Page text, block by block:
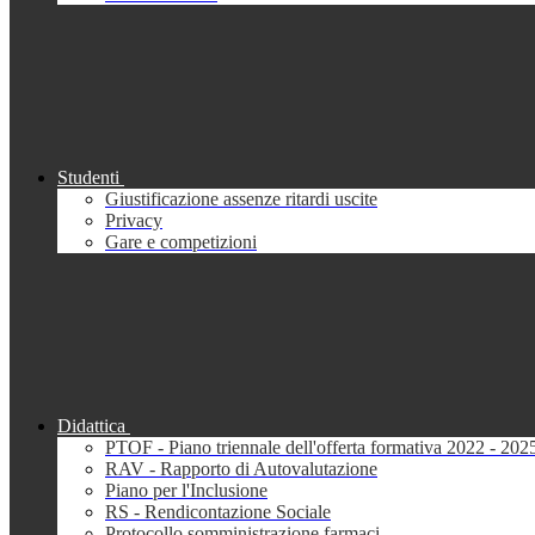
Studenti
Giustificazione assenze ritardi uscite
Privacy
Gare e competizioni
Didattica
PTOF - Piano triennale dell'offerta formativa 2022 -
RAV - Rapporto di Autovalutazione
Piano per l'Inclusione
RS - Rendicontazione Sociale